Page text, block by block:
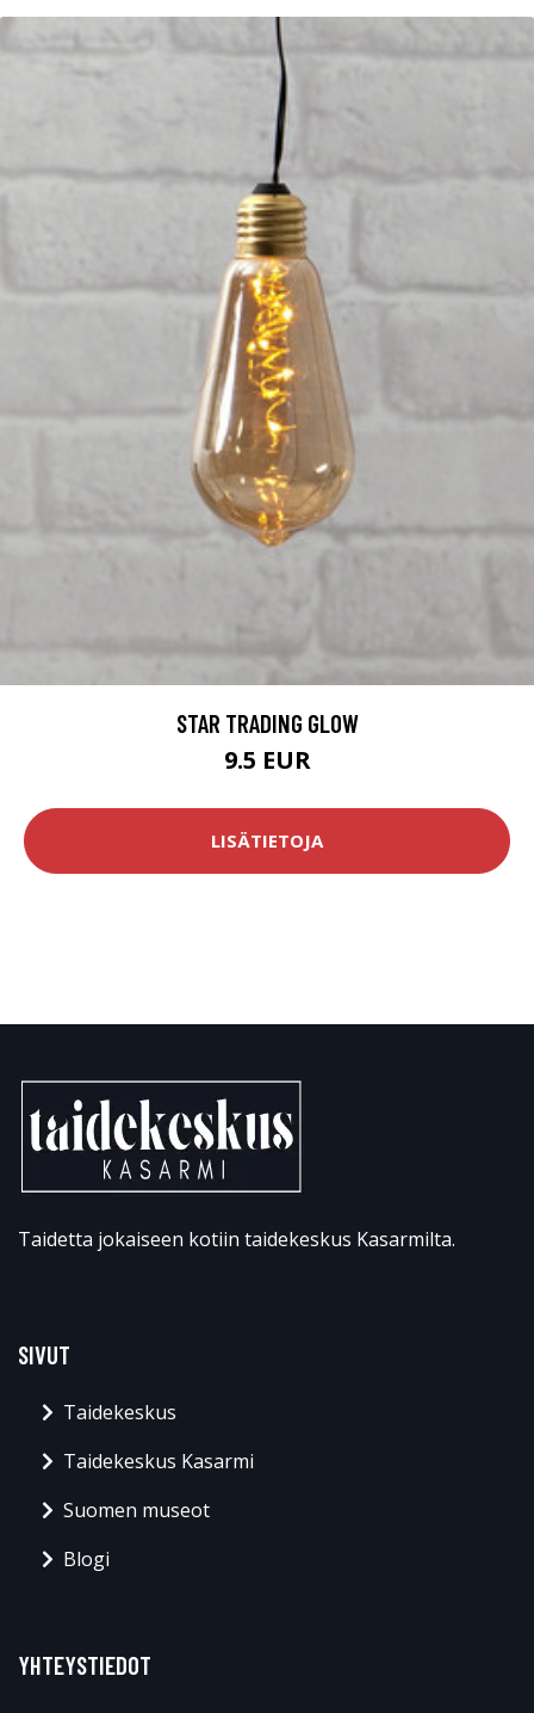
STAR TRADING GLOW
9.5 EUR
LISÄTIETOJA
Taidetta jokaiseen kotiin taidekeskus Kasarmilta.
SIVUT
Taidekeskus
Taidekeskus Kasarmi
Suomen museot
Blogi
YHTEYSTIEDOT